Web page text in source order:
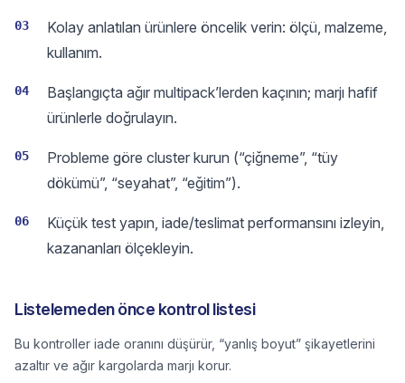
03
Kolay anlatılan ürünlere öncelik verin: ölçü, malzeme,
kullanım.
04
Başlangıçta ağır multipack’lerden kaçının; marjı hafif
ürünlerle doğrulayın.
05
Probleme göre cluster kurun (“çiğneme”, “tüy
dökümü”, “seyahat”, “eğitim”).
06
Küçük test yapın, iade/teslimat performansını izleyin,
kazananları ölçekleyin.
Listelemeden önce kontrol listesi
Bu kontroller iade oranını düşürür, “yanlış boyut” şikayetlerini
azaltır ve ağır kargolarda marjı korur.